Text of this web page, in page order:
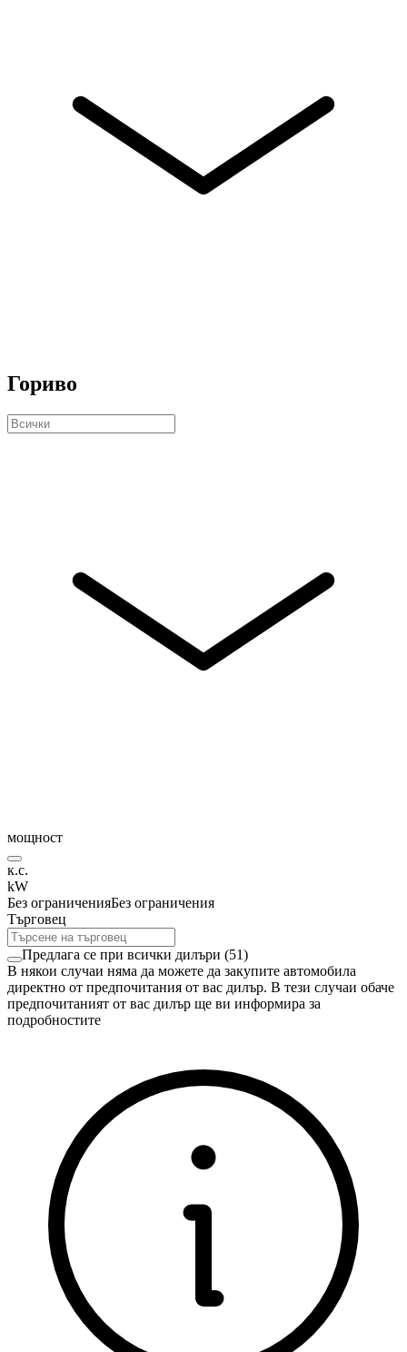
Гориво
мощност
к.с.
kW
Без ограниченияБез ограничения
Търговец
Предлага се при всички дилъри (51)
В някои случаи няма да можете да закупите автомобила
директно от предпочитания от вас дилър. В тези случаи обаче
предпочитаният от вас дилър ще ви информира за
подробностите